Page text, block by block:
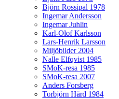
Björn Rossipal 1978
Ingemar Andersson
Ingemar Juhlin
Karl-Olof Karlsson
Lars-Henrik Larsson
Miljöbilder 2004
Nalle Elfqvist 1985
SMoK-resa 1985
SMoK-resa 2007
Anders Forsberg
Torbjörn Hård 1984